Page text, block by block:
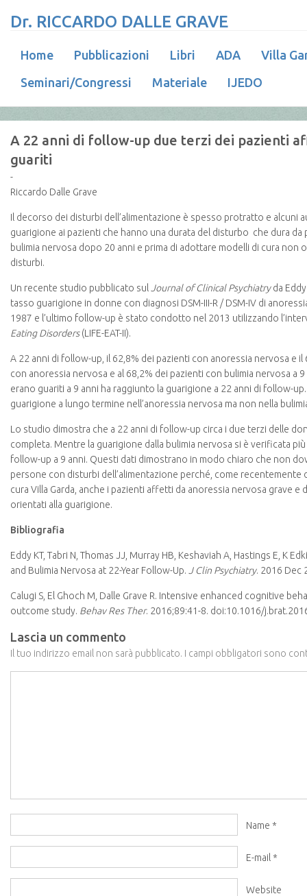
Dr. RICCARDO DALLE GRAVE
Home Pubblicazioni Libri ADA
Villa
Seminari/Congressi
Materiale IJEDO
A 22 anni di follow-up due terzi dei pazienti
guariti
-
Riccardo Dalle Grave
Il decorso dei disturbi dell’alimentazione è spesso protratto e
guarigione ai pazienti che hanno una durata del disturbo che dura
bulimia nervosa dopo 20 anni e prima di adottare modelli di cura
disturbi.
Un recente studio pubblicato sul Journal of Clinical Psychiatryda
tasso guarigione in donne con diagnosi DSM-III-R / DSM-IV di
1987 e l’ultimo follow-up è stato condotto nel 2013 utilizzando
Eating Disorders(LIFE-EAT-II).
A 22 anni di follow-up, il 62,8% dei pazienti con anoressia nervosa e
con anoressia nervosa e al 68,2% dei pazienti con bulimia nervosa a
erano guariti a 9 anni ha raggiunto la guarigione a 22 anni di follow-
guarigione a lungo termine nell’anoressia nervosa ma non nella
Lo studio dimostra che a 22 anni di follow-up circa i due terzi delle
completa. Mentre la guarigione dalla bulimia nervosa si è verificata
follow-up a 9 anni. Questi dati dimostrano in modo chiaro che non
persone con disturbi dell’alimentazione perché, come
cura Villa Garda, anche i pazienti affetti da anoressia nervosa grave
orientati alla guarigione.
Bibliografia
Eddy KT, Tabri N, Thomas JJ, Murray HB, Keshaviah A, Hastings E, K
and Bulimia Nervosa at 22-Year Follow-Up. J Clin Psychiatry. 2016 Dec
Calugi S, El Ghoch M, Dalle Grave R. Intensive enhanced cognitive
outcome study. Behav Res Ther. 2016;89:41-8. doi:10.1016/
Lascia un commento
Il tuo indirizzo email non sarà pubblicato. I campi obbligatori sono
Name *
E-mail *
Website